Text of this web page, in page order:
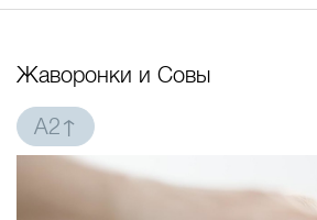
Жаворонки и Совы
A2↑